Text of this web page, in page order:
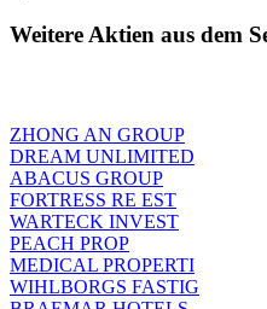
Weitere Aktien aus dem
ZHONG AN GROUP
DREAM UNLIMITED
ABACUS GROUP
FORTRESS RE EST
WARTECK INVEST
PEACH PROP
MEDICAL PROPERTI
WIHLBORGS FASTIG